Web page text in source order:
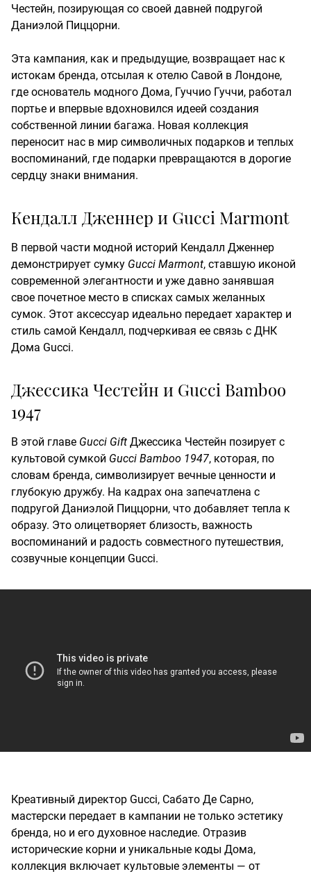
Честейн, позирующая со своей давней подругой
Даниэлой Пиццорни.
Эта кампания, как и предыдущие, возвращает нас к
истокам бренда, отсылая к отелю Савой в Лондоне,
где основатель модного Дома, Гуччио Гуччи, работал
портье и впервые вдохновился идеей создания
собственной линии багажа. Новая коллекция
переносит нас в мир символичных подарков и теплых
воспоминаний, где подарки превращаются в дорогие
сердцу знаки внимания.
Кендалл Дженнер и Gucci Marmont
В первой части модной историй Кендалл Дженнер
демонстрирует сумку Gucci Marmont, ставшую иконой
современной элегантности и уже давно занявшая
свое почетное место в списках самых желанных
сумок. Этот аксессуар идеально передает характер и
стиль самой Кендалл, подчеркивая ее связь с ДНК
Дома Gucci.
Джессика Честейн и Gucci Bamboo
1947
В этой главе Gucci Gift Джессика Честейн позирует с
культовой сумкой Gucci Bamboo 1947, которая, по
словам бренда, символизирует вечные ценности и
глубокую дружбу. На кадрах она запечатлена с
подругой Даниэлой Пиццорни, что добавляет тепла к
образу. Это олицетворяет близость, важность
воспоминаний и радость совместного путешествия,
созвучные концепции Gucci.
Креативный директор Gucci, Сабато Де Сарно,
мастерски передает в кампании не только эстетику
бренда, но и его духовное наследие. Отразив
исторические корни и уникальные коды Дома,
коллекция включает культовые элементы — от